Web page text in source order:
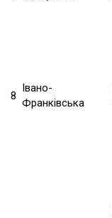
8
Івано-
Франківська